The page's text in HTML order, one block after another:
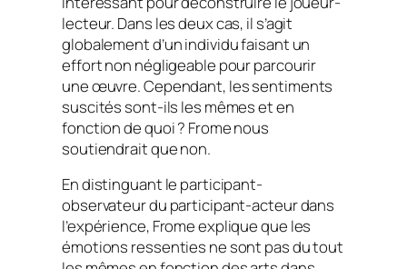
lecteur. Dans les deux cas, il s’agit
globalement d’un individu faisant un
effort non négligeable pour parcourir
une œuvre. Cependant, les sentiments
suscités sont-ils les mêmes et en
fonction de quoi ? Frome nous
soutiendrait que non.
En distinguant le participant-
observateur du participant-acteur dans
l’expérience, Frome explique que les
émotions ressenties ne sont pas du tout